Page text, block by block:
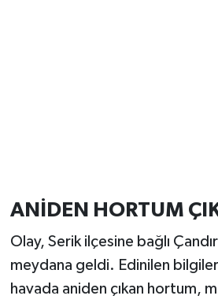
ANİDEN HORTUM
Olay, Serik ilçesine bağlı
meydana geldi. Edinilen
havada aniden çıkan hortum,